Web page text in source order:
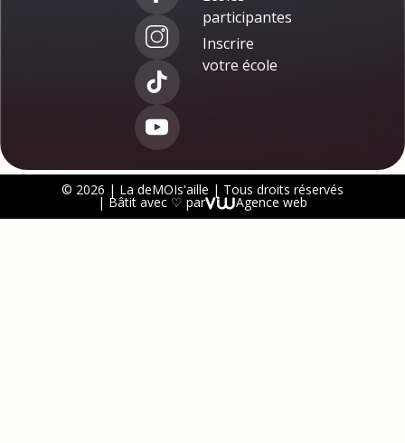
participantes
Inscrire
votre école
© 2026 | La deMOIs'aille | Tous droits réservés
| Bâtit avec ♡ par Agence web